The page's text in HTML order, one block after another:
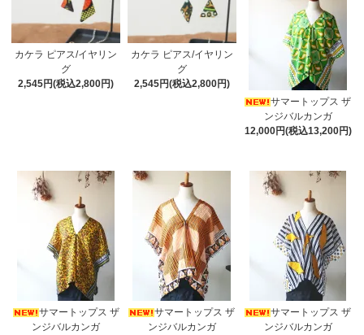
カケラ ピアス/イヤリン
グ
2,545円(税込2,800円)
カケラ ピアス/イヤリン
グ
2,545円(税込2,800円)
サマートップス ザ
ンジバルカンガ
12,000円(税込13,200円)
サマートップス ザ
ンジバルカンガ
サマートップス ザ
ンジバルカンガ
サマートップス ザ
ンジバルカンガ